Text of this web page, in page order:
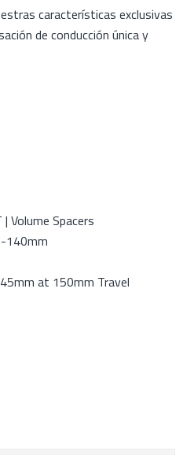
características exclusivas
de conducción única y
Volume Spacers
140mm
at 150mm Travel